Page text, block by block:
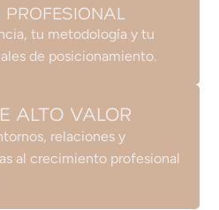
PROFESIONAL
tu metodología y tu
de posicionamiento.
ALTO VALOR
relaciones y
al crecimiento profesional